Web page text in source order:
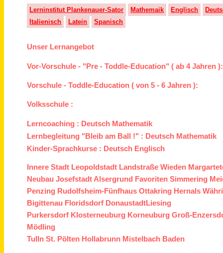
Lerninstitut Plankenauer-Sator Mathemaik Englisch
Italienisch
Latein Spanisch
Unser Lernangebot
Vor-Vorschule - "Pre - Toddle-Education" ( ab 4 Jahren ):
Vorschule - Toddle-Education ( von 5 - 6 Jahren ):
Volksschule :
Lerncoaching : Deutsch Mathematik
Lernbegleitung "Bleib am Ball !" : Deutsch Mathematik
Kinder-Sprachkurse : Deutsch Englisch
Innere Stadt Leopoldstadt Landstraße Wieden
Neubau Josefstadt Alsergrund Favoriten Simmering
Penzing Rudolfsheim-Fünfhaus Ottakring Hernals
Bigittenau Floridsdorf DonaustadtLiesing
Purkersdorf Klosterneuburg Korneuburg Groß-
Mödling
Tulln St. Pölten Hollabrunn Mistelbach Baden